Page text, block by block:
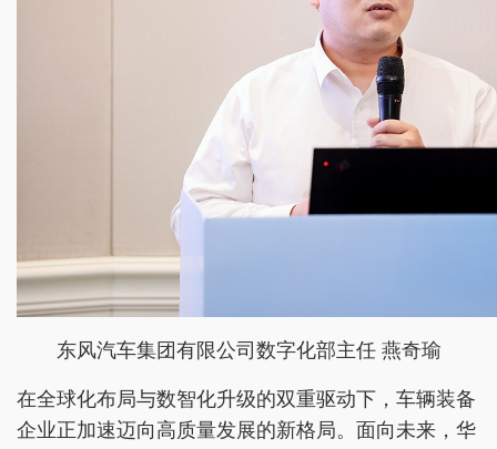
东风汽车集团有限公司数字化部主任 燕奇瑜
在全球化布局与数智化升级的双重驱动下，车辆装备
企业正加速迈向高质量发展的新格局。面向未来，华